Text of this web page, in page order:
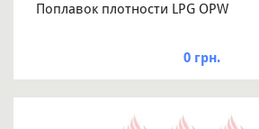
Поплавок плотности LPG OPW
0 грн.